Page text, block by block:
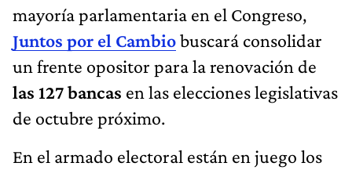
mayoría parlamentaria en el Congreso,
Juntos por el Cambiobuscará consolidar
un frente opositor para la renovación de
las 127 bancas en las elecciones legislativas
de octubre próximo.
En el armado electoral están en juego los